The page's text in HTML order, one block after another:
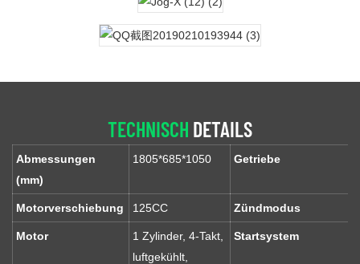
TECHNISCH DETAILS
Abmessungen
(mm)
1805*685*1050 Getriebe
Motorverschiebung 125CC Zündmodus
Motor
1 Zylinder, 4-Takt,
luftgekühlt,
Startsystem